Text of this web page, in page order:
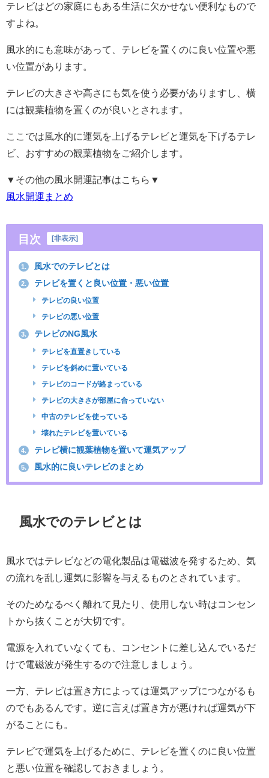
テレビはどの家庭にもある生活に欠かせない便利なもので
すよね。
風水的にも意味があって、テレビを置くのに良い位置や悪
い位置があります。
テレビの大きさや高さにも気を使う必要がありますし、横
には観葉植物を置くのが良いとされます。
ここでは風水的に運気を上げるテレビと運気を下げるテレ
ビ、おすすめの観葉植物をご紹介します。
▼その他の風水開運記事はこちら▼
風水開運まとめ
目次 [非表示]
1. 風水でのテレビとは
2. テレビを置くと良い位置・悪い位置
テレビの良い位置
テレビの悪い位置
3. テレビのNG風水
テレビを直置きしている
テレビを斜めに置いている
テレビのコードが絡まっている
テレビの大きさが部屋に合っていない
中古のテレビを使っている
壊れたテレビを置いている
4. テレビ横に観葉植物を置いて運気アップ
5. 風水的に良いテレビのまとめ
風水でのテレビとは
風水ではテレビなどの電化製品は電磁波を発するため、気
の流れを乱し運気に影響を与えるものとされています。
そのためなるべく離れて見たり、使用しない時はコンセン
トから抜くことが大切です。
電源を入れていなくても、コンセントに差し込んでいるだ
けで電磁波が発生するので注意しましょう。
一方、テレビは置き方によっては運気アップにつながるも
のでもあるんです。逆に言えば置き方が悪ければ運気が下
がることにも。
テレビで運気を上げるために、テレビを置くのに良い位置
と悪い位置を確認しておきましょう。